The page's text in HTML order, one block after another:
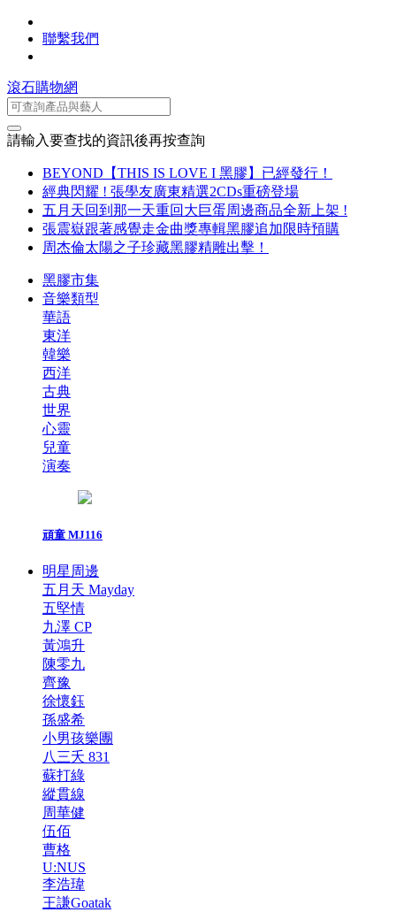
聯繫我們
滾石購物網
請輸入要查找的資訊後再按查詢
BEYOND【THIS IS LOVE I 黑膠】已經發行！
經典閃耀 ! 張學友廣東精選2CDs重磅登場
五月天回到那一天重回大巨蛋周邊商品全新上架 !
張震嶽跟著感覺走金曲獎專輯黑膠追加限時預購
周杰倫太陽之子珍藏黑膠精雕出擊！
黑膠市集
音樂類型
華語
東洋
韓樂
西洋
古典
世界
心靈
兒童
演奏
頑童 MJ116
明星周邊
五月天 Mayday
五堅情
九澤 CP
黃鴻升
陳零九
齊豫
徐懷鈺
孫盛希
小男孩樂團
八三夭 831
蘇打綠
縱貫線
周華健
伍佰
曹格
U:NUS
李浩瑋
王謙Goatak